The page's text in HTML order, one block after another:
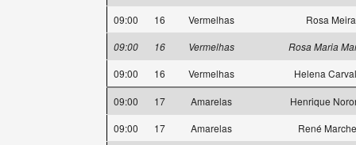
09:00
16 Vermelhas
Rosa Meira
09:00
16 Vermelhas
Rosa Maria
09:00
16 Vermelhas Helena
09:00 17 Amarelas
Henrique
09:00
17 Amarelas
René